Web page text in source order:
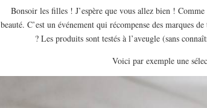
Bonsoir les filles ! J’espère que vous allez bien !
beauté. C’est un événement qui récompense des marques
? Les produits sont testés à l’aveugle (sans
Voici par exemple une